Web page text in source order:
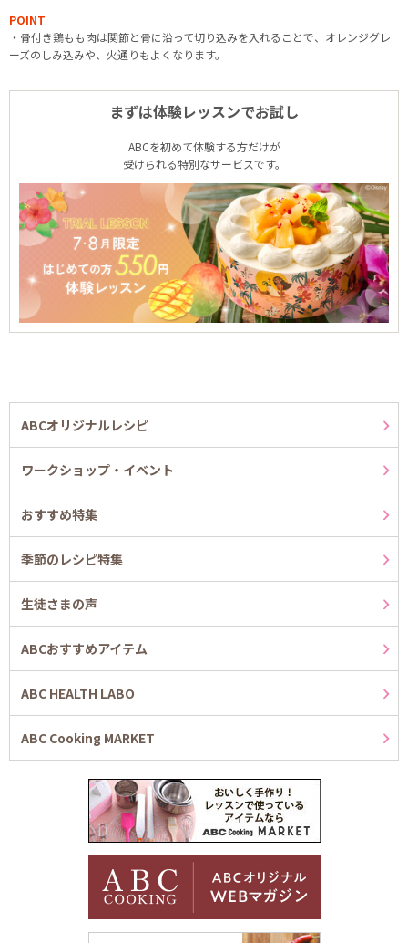
POINT
・骨付き鶏もも肉は関節と骨に沿って切り込みを入れることで、オレンジグレ
ーズのしみ込みや、火通りもよくなります。
まずは体験レッスンでお試し
ABCを初めて体験する方だけが
受けられる特別なサービスです。
ABCオリジナルレシピ
ワークショップ・イベント
おすすめ特集
季節のレシピ特集
生徒さまの声
ABCおすすめアイテム
ABC HEALTH LABO
ABC Cooking MARKET